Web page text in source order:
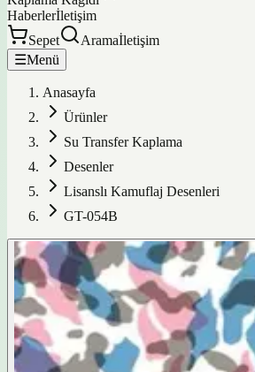
Haberlerİletişim
Sepet
Aramaİletişim
☰Menü
Anasayfa
Ürünler
Su Transfer Kaplama
Desenler
Lisanslı Kamuflaj Desenleri
GT-054B